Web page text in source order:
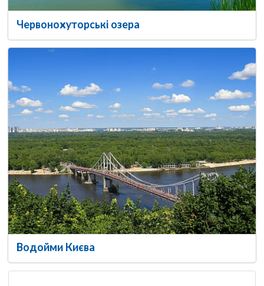
Червонохуторські озера
Водойми Києва